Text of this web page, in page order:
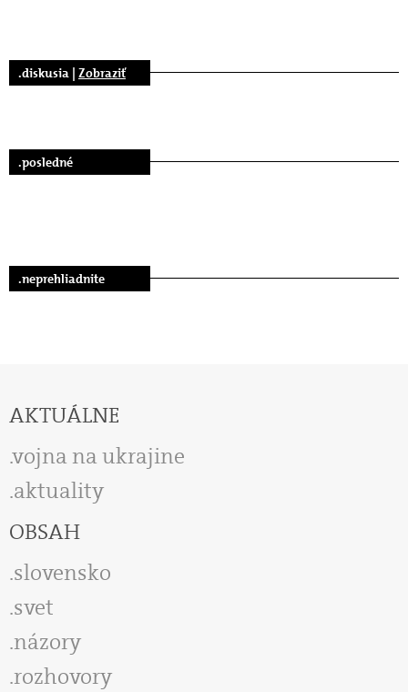
.diskusia | Zobraziť
.posledné
.neprehliadnite
AKTUÁLNE
vojna na ukrajine
aktuality
OBSAH
slovensko
svet
názory
rozhovory